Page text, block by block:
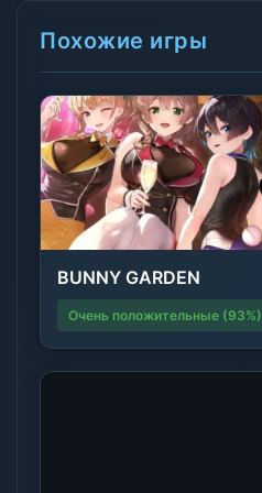
Похожие игры
BUNNY GARDEN
Очень положительные (93%)